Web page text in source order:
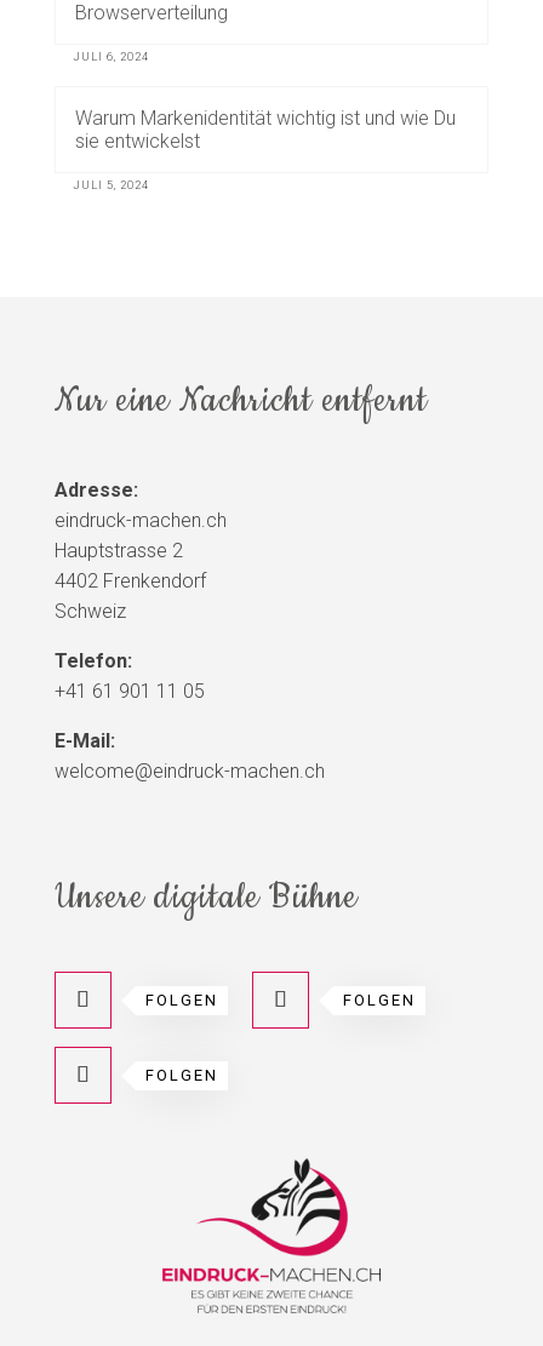
Browserverteilung
JULI 6, 2024
Warum Markenidentität wichtig ist und wie Du
sie entwickelst
JULI 5, 2024
Nur eine Nachricht entfernt
Adresse:
eindruck-machen.ch
Hauptstrasse 2
4402 Frenkendorf
Schweiz
Telefon:
+41 61 901 11 05
E-Mail:
welcome@eindruck-machen.ch
Unsere digitale Bühne
FOLGEN FOLGEN
FOLGEN